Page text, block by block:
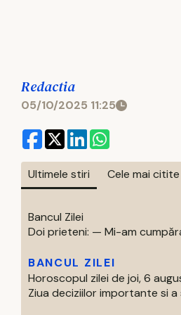
Redactia
05/10/2025 11:25
Ultimele stiri Cele mai citite
Bancul Zilei
Doi prieteni: — Mi-am
BANCUL ZILEI
Horoscopul zilei de joi, 6
Ziua deciziilor importante si